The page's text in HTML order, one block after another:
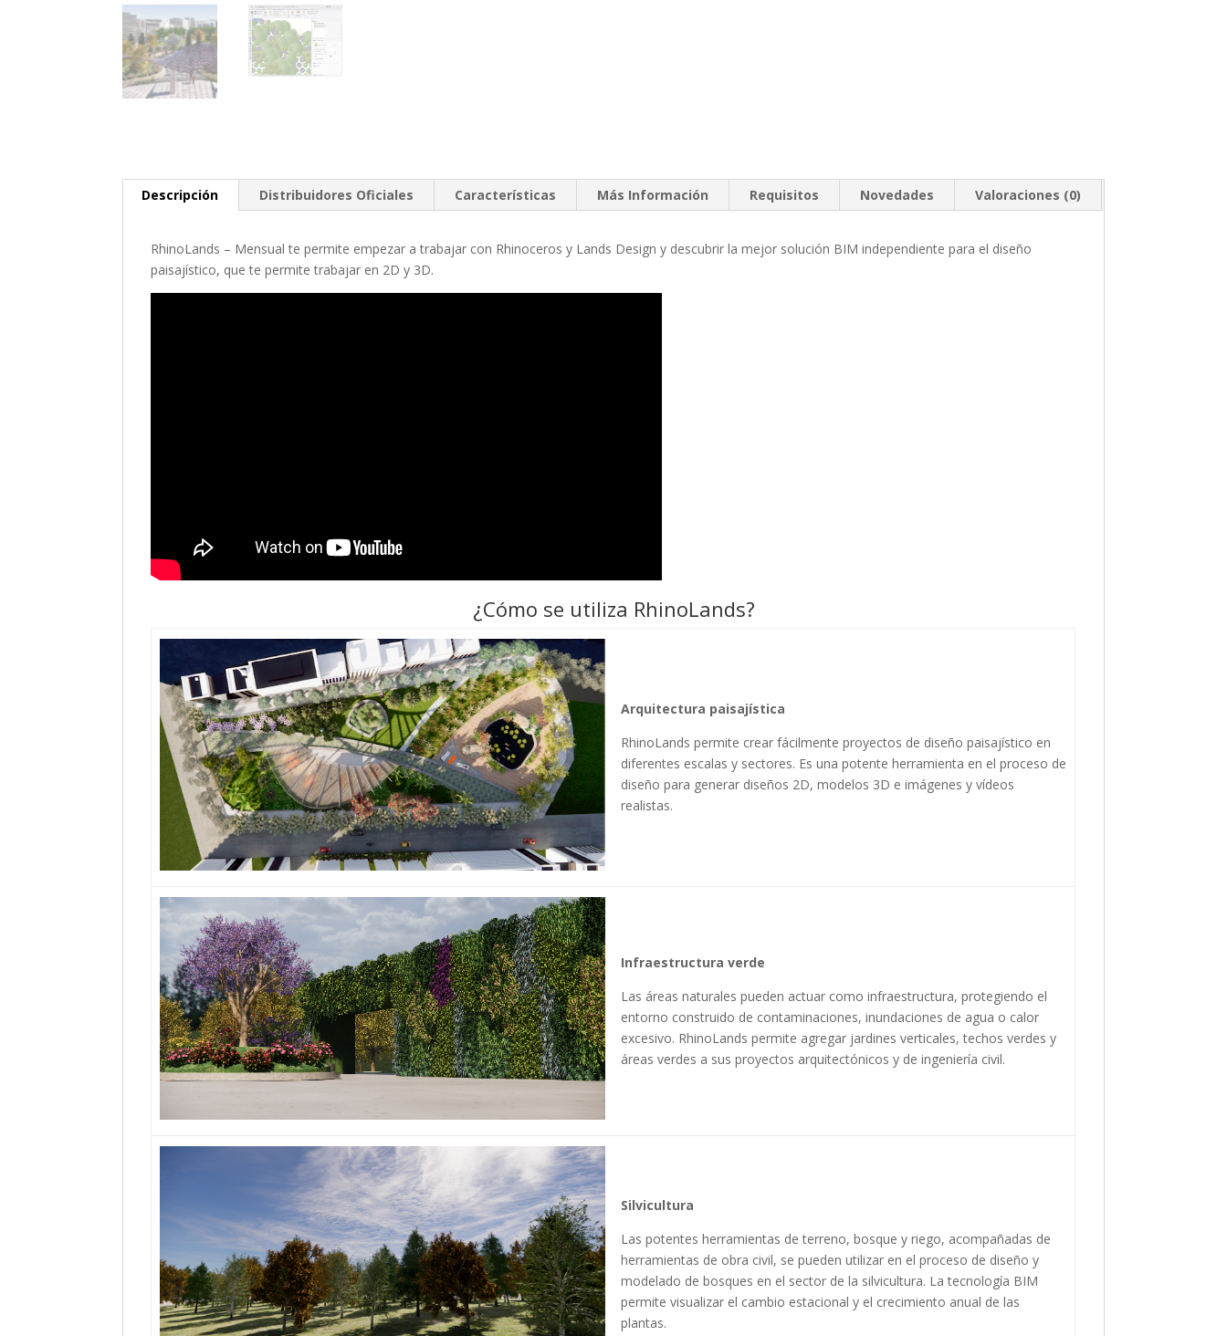
Descripción Distribuidores Oficiales Características Más Información Requisitos Novedades Valoraciones (0)
RhinoLands – Mensual te permite empezar a trabajar con Rhinoceros y Lands Design y descubrir la mejor solución BIM independiente para el diseño
paisajístico, que te permite trabajar en 2D y 3D.
¿Cómo se utiliza RhinoLands?
Arquitectura paisajística
RhinoLands permite crear fácilmente proyectos de diseño paisajístico en
diferentes escalas y sectores. Es una potente herramienta en el proceso de
diseño para generar diseños 2D, modelos 3D e imágenes y vídeos
realistas.
Infraestructura verde
Las áreas naturales pueden actuar como infraestructura, protegiendo el
entorno construido de contaminaciones, inundaciones de agua o calor
excesivo. RhinoLands permite agregar jardines verticales, techos verdes y
áreas verdes a sus proyectos arquitectónicos y de ingeniería civil.
Silvicultura
Las potentes herramientas de terreno, bosque y riego, acompañadas de
herramientas de obra civil, se pueden utilizar en el proceso de diseño y
modelado de bosques en el sector de la silvicultura. La tecnología BIM
permite visualizar el cambio estacional y el crecimiento anual de las
plantas.